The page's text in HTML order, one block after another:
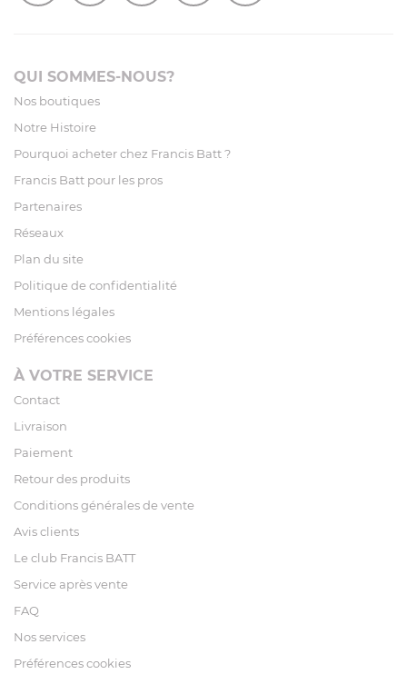
QUI SOMMES-NOUS?
Nos boutiques
Notre Histoire
Pourquoi acheter chez Francis Batt ?
Francis Batt pour les pros
Partenaires
Réseaux
Plan du site
Politique de confidentialité
Mentions légales
Préférences cookies
À VOTRE SERVICE
Contact
Livraison
Paiement
Retour des produits
Conditions générales de vente
Avis clients
Le club Francis BATT
Service après vente
FAQ
Nos services
Préférences cookies